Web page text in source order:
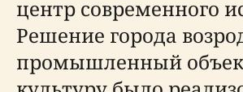
центр современного
Решение города
промышленный